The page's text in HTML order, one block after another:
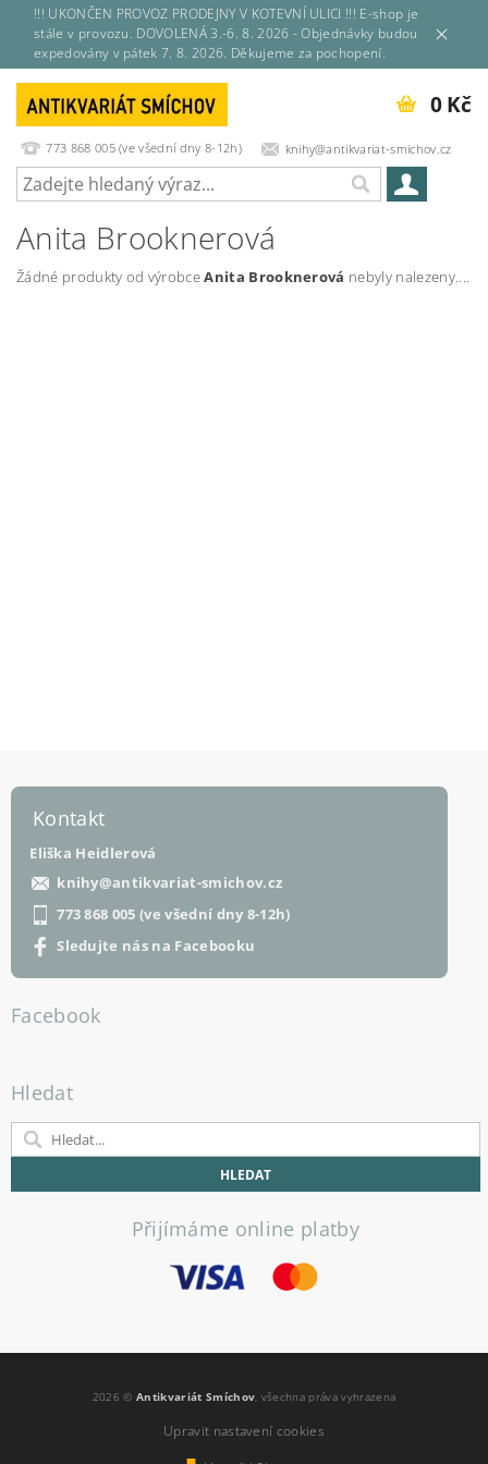
!!! UKONČEN PROVOZ PRODEJNY V KOTEVNÍ ULICI !!! E-shop je
stále v provozu. DOVOLENÁ 3.-6. 8. 2026 - Objednávky budou
expedovány v pátek 7. 8. 2026. Děkujeme za pochopení.
773 868 005 (ve všední dny 8-12h) knihy@antikvariat-smichov.cz
0 Kč
Anita Brooknerová
Žádné produkty od výrobceAnita Brooknerová nebyly nalezeny....
Kontakt
Eliška Heidlerová
knihy@antikvariat-smichov.cz
773 868 005 (ve všední dny 8-12h)
Sledujte nás na Facebooku
Facebook
Hledat
Přijímáme online platby
2026 ©Antikvariát Smíchov , všechna práva vyhrazena
Upravit nastavení cookies